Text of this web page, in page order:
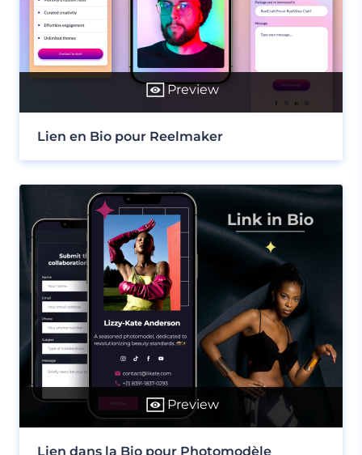
Preview
Lien en Bio pour Reelmaker
Preview
Lien dans la Bio pour Photomodèle